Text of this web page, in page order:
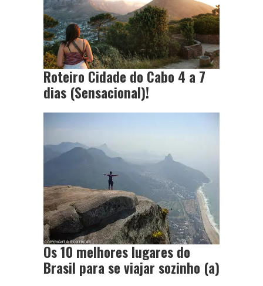
Roteiro Cidade do Cabo 4 a 7
dias (Sensacional)!
Os 10 melhores lugares do
Brasil para se viajar sozinho (a)